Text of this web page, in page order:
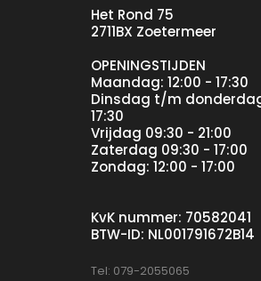
Het Rond 75
2711BX Zoetermeer
OPENINGSTIJDEN
Maandag: 12:00 - 17:30
Dinsdag t/m
17:30
Vrijdag 09:30 - 21:00
Zaterdag 09:30 - 17:00
Zondag: 12:00 - 17:00
KvK nummer: 70582041
BTW-ID: NL001791672B14
Tel: 079-2055065